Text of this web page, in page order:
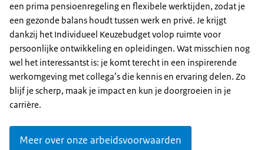
een prima pensioenregeling en flexibele werktijden, zodat je
een gezonde balans houdt tussen werk en privé. Je krijgt
dankzij het Individueel Keuzebudget volop ruimte voor
persoonlijke ontwikkeling en opleidingen. Wat misschien nog
wel het interessantst is: je komt terecht in een inspirerende
werkomgeving met collega’s die kennis en ervaring delen. Zo
blijf je scherp, maak je impact en kun je doorgroeien in je
carrière.
Meer over onze arbeidsvoorwaarden